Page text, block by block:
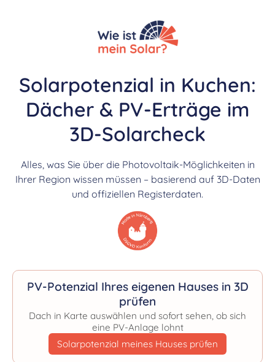
Solarpotenzial in Kuchen:
Dächer & PV-Erträge im
3D-Solarcheck
Alles, was Sie über die Photovoltaik-Möglichkeiten in
Ihrer Region wissen müssen – basierend auf 3D-Daten
und offiziellen Registerdaten.
PV-Potenzial Ihres eigenen Hauses in 3D
prüfen
Dach in Karte auswählen und sofort sehen, ob sich
eine PV-Anlage lohnt
Solarpotenzial meines Hauses prüfen